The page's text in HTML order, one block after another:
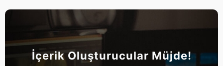
İçerik Oluşturucular Müjde!